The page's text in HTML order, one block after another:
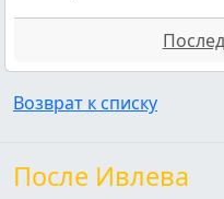
Возврат к списку
После Ивлева